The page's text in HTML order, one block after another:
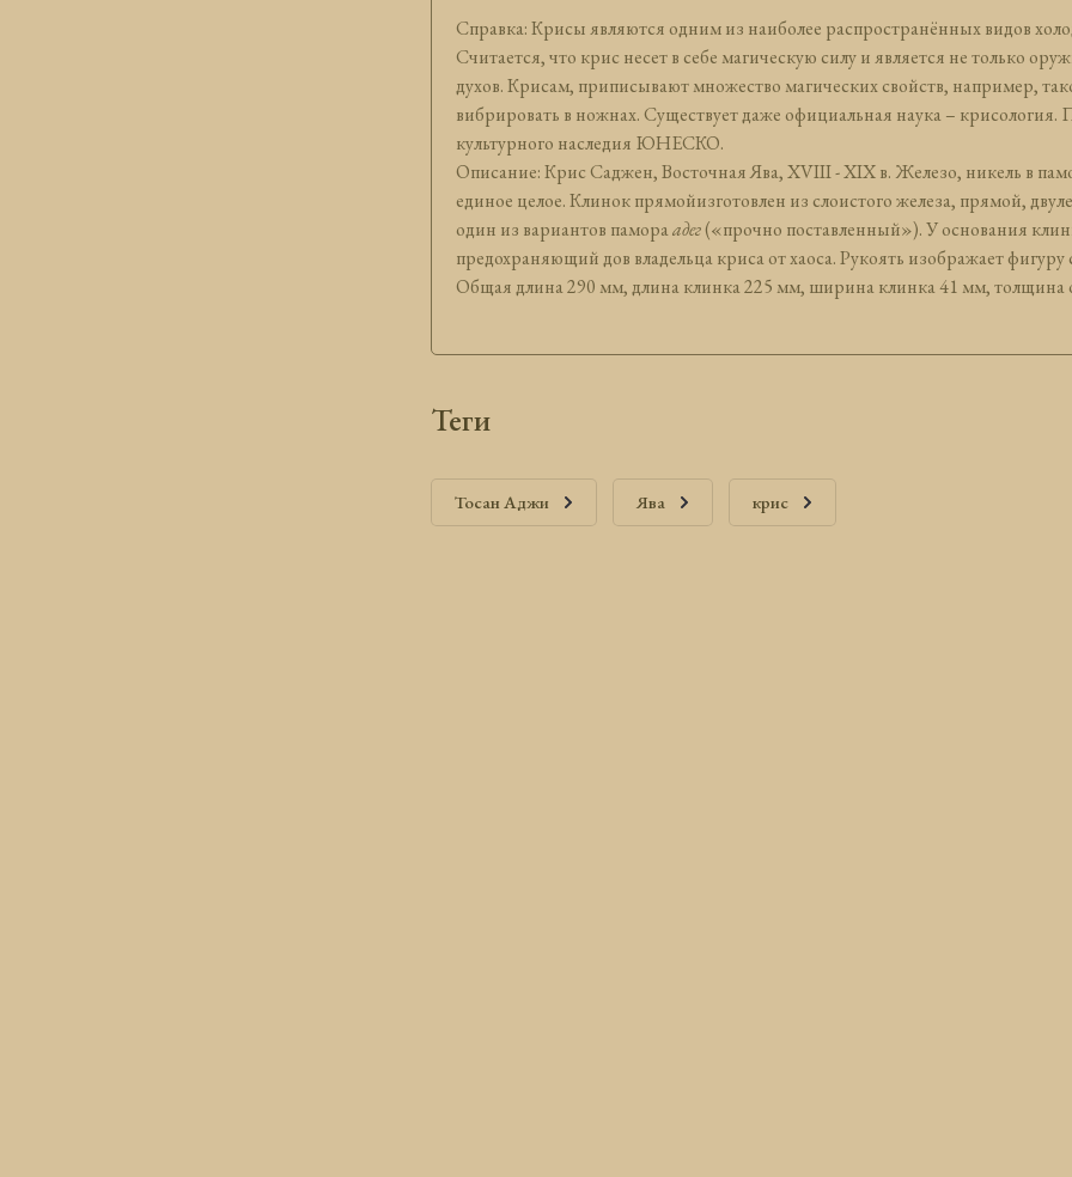
Справка: Крисы являются одним из наиболее распространённых видов
Считается, что крис несет в себе магическую силу и является не только
духов. Крисам, приписывают множество магических свойств, например,
вибрировать в ножнах. Существует даже официальная наука –
культурного наследия ЮНЕСКО.
Описание: Крис Саджен, Восточная Ява, XVIII - XIX в. Железо, никель в
единое целое. Клинок прямойизготовлен из слоистого железа, прямой,
один из вариантов памораадег(«прочно поставленный»). У основания
предохраняющий дов владельца криса от хаоса. Рукоять изображает фигуру
Общая длина 290 мм, длина клинка 225 мм, ширина клинка 41 мм, толщина
теги
Тосан Аджи Ява крис